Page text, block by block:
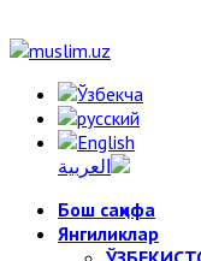
Бош саҳифа
Янгиликлар